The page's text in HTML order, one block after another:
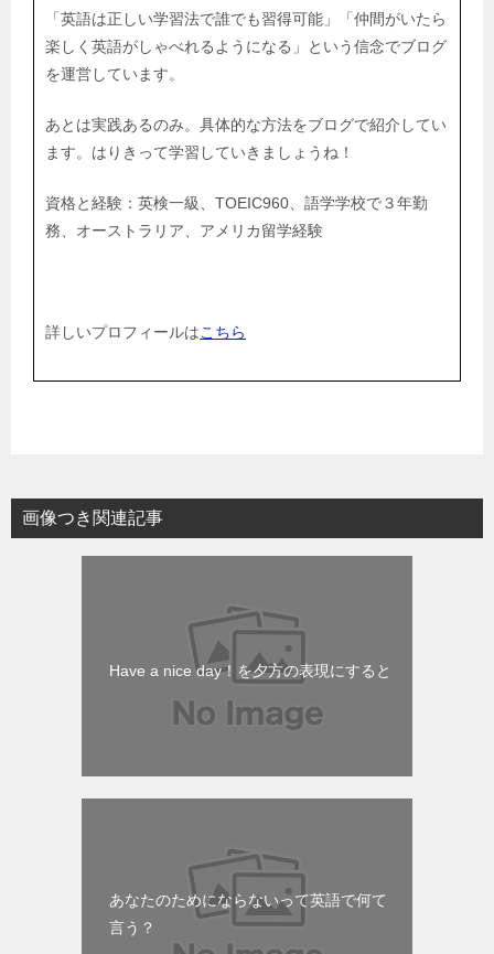
「英語は正しい学習法で誰でも習得可能」「仲間がいたら
楽しく英語がしゃべれるようになる」という信念でブログ
を運営しています。
あとは実践あるのみ。具体的な方法をブログで紹介してい
ます。はりきって学習していきましょうね！
資格と経験：英検一級、TOEIC960、語学学校で３年勤
務、オーストラリア、アメリカ留学経験
詳しいプロフィールはこちら
画像つき関連記事
Have a nice day！を夕方の表現にすると
あなたのためにならないって英語で何て
言う？